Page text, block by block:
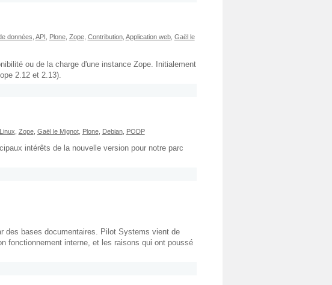
données API Plone, Zope, Contribution, Application web, Gaël le
ou de la charge d'une instance Zope. Initialement
2.12 et 2.13).
Linux Zope, Gaël le Mignot, Plone, Debian, PODP
intérêts de la nouvelle version pour notre parc
des bases documentaires. Pilot Systems vient de
fonctionnement interne, et les raisons qui ont poussé